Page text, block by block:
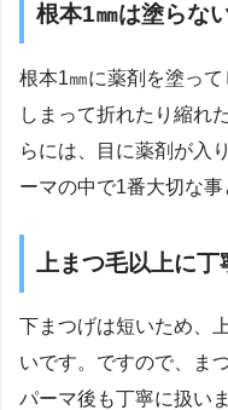
根本1㎜は塗らな
根本1㎜に薬剤を塗っ
しまって折れたり縮れ
らには、目に薬剤が入
ーマの中で1番大切な事
上まつ毛以上に丁
下まつげは短いため、
いです。ですので、ま
パーマ後も丁寧に扱い